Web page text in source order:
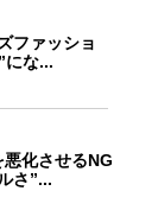
ファッショ
にな...
化させるNG
さ”...